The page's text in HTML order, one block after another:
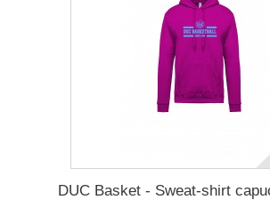
DUC Basket - Sweat-shirt